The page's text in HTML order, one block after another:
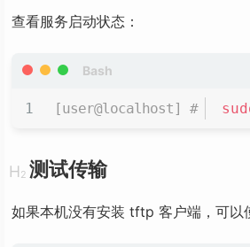
查看服务启动状态：
测试传输
如果本机没有安装 tftp 客户端，可以